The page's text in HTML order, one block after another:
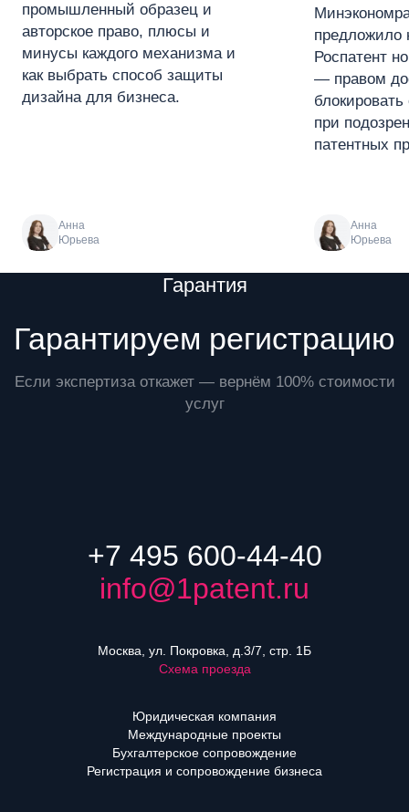
промышленный образец и
авторское право, плюсы и
минусы каждого механизма и
как выбрать способ защиты
дизайна для бизнеса.
Анна
Юрьева
предложило
Роспатент
— правом
блокировать
при
патентных
Анна
Юрьева
Гарантия
Гарантируем регистрацию
Если экспертиза откажет — вернём 100% стоимости
услуг
+7 495 600-44-40
info@1patent.ru
Москва, ул. Покровка, д.3/7, стр. 1Б
Схема проезда
Юридическая компания
Международные проекты
Бухгалтерское сопровождение
Регистрация и сопровождение бизнеса